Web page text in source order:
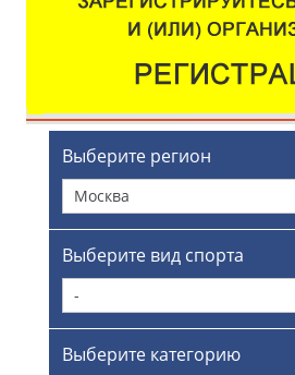
Выберите регион
Москва
Выберите вид спорта
-
Выберите категорию